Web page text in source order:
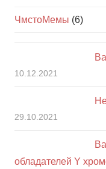
ЧмстоМемы (6)
10.12.2021
29.10.2021
обладателей Y